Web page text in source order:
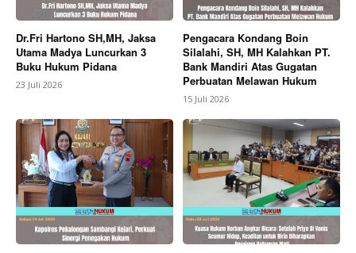
Dr.Fri Hartono SH,MH, Jaksa
Utama Madya Luncurkan 3
Buku Hukum Pidana
23 Juli 2026
Pengacara Kondang Boin
Silalahi, SH, MH Kalahkan PT.
Bank Mandiri Atas Gugatan
Perbuatan Melawan Hukum
15 Juli 2026